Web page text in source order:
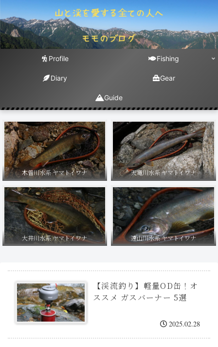
Profile Fishing
Diary Gear
Guide
木曽川水系 ヤマトイワナ 天竜川水系 ヤマトイワナ
大井川水系 ヤマトイワナ 遠山川水系 ヤマトイワナ
【渓流釣り】軽量OD缶！オ
ススメ ガスバーナー 5選
2025.02.28